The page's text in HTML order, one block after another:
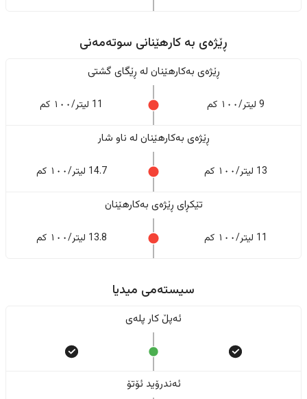
ڕێژەى به کارهێنانی سوتەمەنی
ڕێژەى بەکارهێنان له ڕێگای گشتی
9 لیتر/١٠٠ کم 11 لیتر/١٠٠ کم
ڕێژەى بەکارهێنان له ناو شار
13 لیتر/١٠٠ کم 14.7 لیتر/١٠٠ کم
تێکڕای ڕێژەى بەکارهێنان
11 لیتر/١٠٠ کم 13.8 لیتر/١٠٠ کم
سیستەمی میدیا
ئەپڵ کار پلەی
ئەندرۆید ئۆتۆ